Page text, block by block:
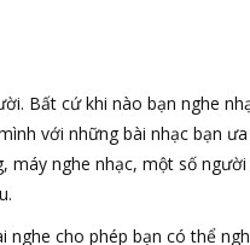
Bất cứ khi nào bạn nghe
với những bài nhạc bạn
nghe nhạc, một số
cho phép bạn có thể